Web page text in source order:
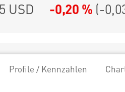
USD -0,20 % (-
Profile / Kennzahlen